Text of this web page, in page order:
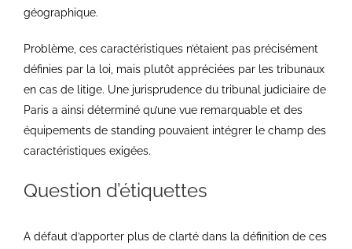
géographique.
Problème, ces caractéristiques n’étaient pas précisément
définies par la loi, mais plutôt appréciées par les tribunaux
en cas de litige. Une jurisprudence du tribunal judiciaire de
Paris a ainsi déterminé qu’une vue remarquable et des
équipements de standing pouvaient intégrer le champ des
caractéristiques exigées.
Question d’étiquettes
A défaut d’apporter plus de clarté dans la définition de ces